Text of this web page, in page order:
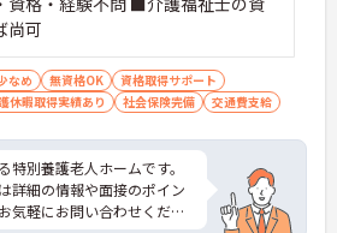
尚可
なめ 無資格OK
資格取得サポート
休暇取得実績あり 社会保険完備 交通費支給
特別養護老人ホームです。
詳細の情報や面接のポイン
気軽にお問い合わせくださ